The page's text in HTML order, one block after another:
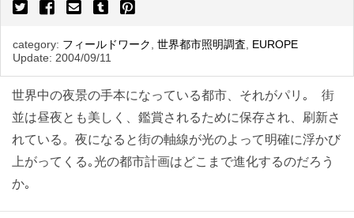
category: フィールドワーク , 世界都市照明調査, EUROPE
Update: 2004/09/11
世界中の夜景の手本になっている都市、それがパリ｡ 街
並は昼夜とも美しく、鑑賞されるために保存され、刷新さ
れている。夜になると街の軸線が光のよって明確に浮かび
上がってくる｡光の都市計画はどこまで進化するのだろう
か｡